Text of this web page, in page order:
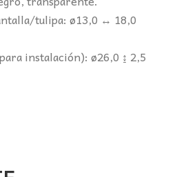
tulipa: ø13,0 ↔ 18,0
instalación): ø26,0 ↨ 2,5